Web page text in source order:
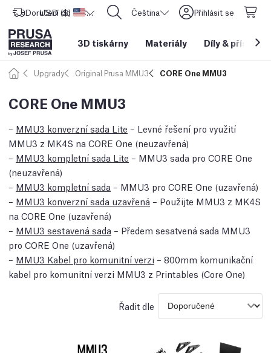
Doručení do Spojené státy americké
USD ($) CORE One L: Nyní skladem! Čeština Přihlásit se
3D tiskárny Materiály Díly &
Upgrady Original Prusa MMU3 CORE One MMU3
CORE One MMU3
– MMU3 konverzní sada Lite – Levné řešení pro využití
MMU3 z MK4S na CORE One (neuzavřená)
– MMU3 kompletní sada Lite – MMU3 sada pro CORE One
(neuzavřená)
– MMU3 kompletní sada – MMU3 pro CORE One (uzavřená)
– MMU3 konverzní sada uzavřená – Použijte MMU3 z MK4S
na CORE One (uzavřená)
– MMU3 sestavená sada – Předem sesatvená sada MMU3
pro CORE One (uzavřená)
– MMU3 Kabel pro komunitní verzi – 800mm komunikační
kabel pro komunitní verzi MMU3 z Printables (Core One)
Řadit dle